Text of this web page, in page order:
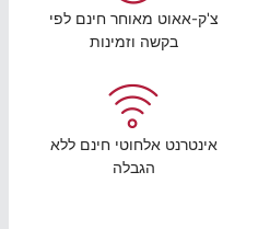
צ'ק-אאוט מאוחר חינם לפי
בקשה וזמינות
אינטרנט אלחוטי חינם ללא
הגבלה